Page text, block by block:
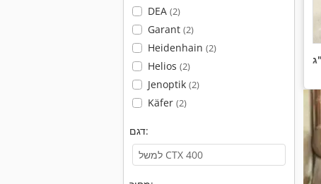
DEA (2)
Garant (2)
Heidenhain (2)
Helios (2)
Jenoptik (2)
Käfer (2)
דגם: